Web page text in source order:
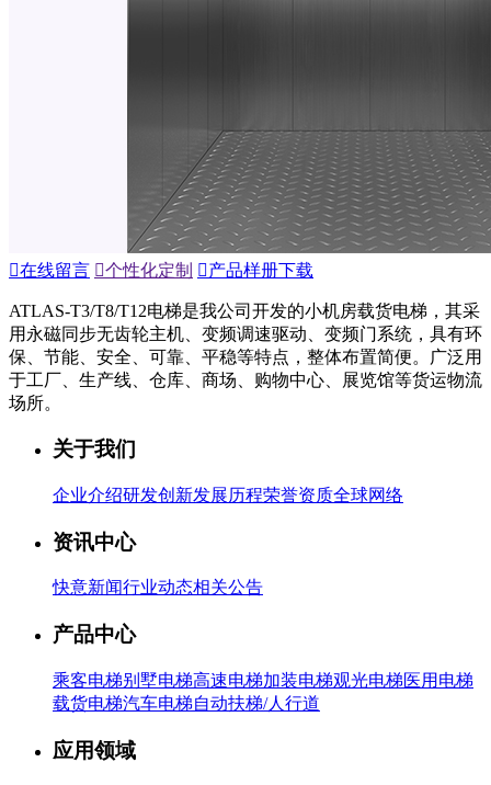
在线留言 个性化定制 产品样册下载
ATLAS-T3/T8/T12电梯是我公司开发的小机房载货电梯，其采
用永磁同步无齿轮主机、变频调速驱动、变频门系统，具有环
保、节能、安全、可靠、平稳等特点，整体布置简便。广泛用
于工厂、生产线、仓库、商场、购物中心、展览馆等货运物流
场所。
关于我们
企业介绍研发创新发展历程荣誉资质全球网络
资讯中心
快意新闻行业动态相关公告
产品中心
乘客电梯别墅电梯高速电梯加装电梯观光电梯医用电梯
载货电梯汽车电梯自动扶梯/人行道
应用领域